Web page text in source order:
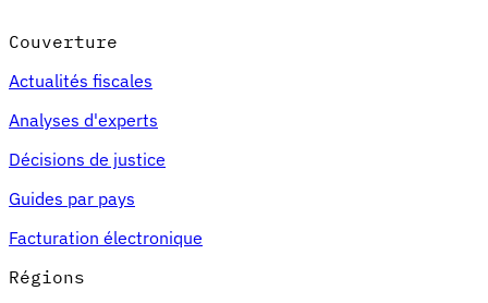
Couverture
Actualités fiscales
Analyses d'experts
Décisions de justice
Guides par pays
Facturation électronique
Régions